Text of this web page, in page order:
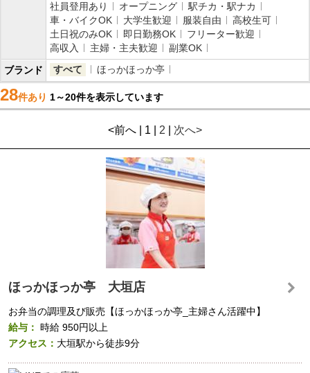
社員登用あり
オープニング
駅チカ・駅ナカ
車・バイクOK
大学生歓迎 服装自由
高校生可
土日祝のみOK
即日勤務OK
フリーター歓迎
高収入
主婦・主夫歓迎
副業OK
ブランド
すべて ほっかほっか亭
28件あり 1～20件を表示しています
<前へ | 1 | 2 次へ>
ほっかほっか亭 大垣店
お弁当の調理及び販売【ほっかほっか亭_主婦さん活躍中】
給与： 時給 950円以上
アクセス： 大垣駅から徒歩9分